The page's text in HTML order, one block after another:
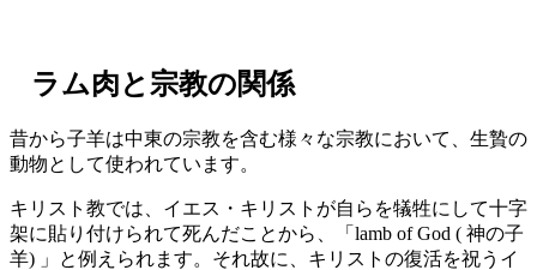
ラム肉と宗教の関係
昔から子羊は中東の宗教を含む様々な宗教において、 生贄の
動物として使われています。
キリスト教では、イエス・キリストが自らを犠牲にして十字
架に貼り付けられて死んだことから、「lamb of God ( 神の子
羊) 」と例えられます。それ故に、キリストの復活を祝うイ